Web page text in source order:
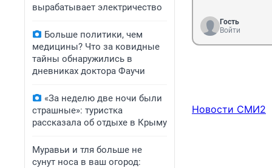
вырабатывает электричество
Больше политики, чем
медицины? Что за ковидные
тайны обнаружились в
дневниках доктора Фаучи
«За неделю две ночи были
страшные»: туристка
рассказала об отдыхе в Крыму
Муравьи и тля больше не
сунут носа в ваш огород:
Гость
Войти
Новости СМИ2